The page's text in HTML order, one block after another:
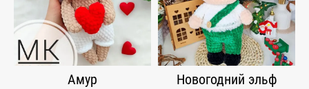
Амур Новогодний эльф